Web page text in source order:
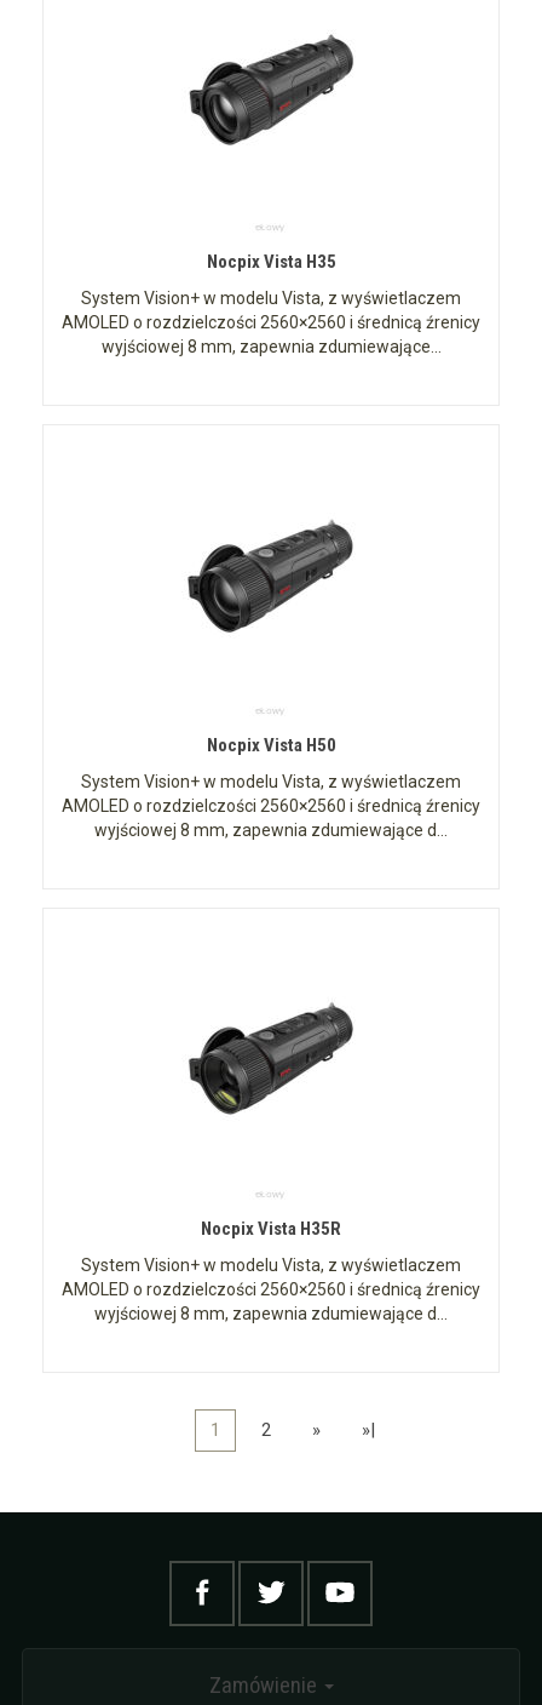
Nocpix Vista H35
System Vision+ w modelu Vista, z wyświetlaczem
AMOLED o rozdzielczości 2560×2560 i średnicą źrenicy
wyjściowej 8 mm, zapewnia zdumiewające...
Nocpix Vista H50
System Vision+ w modelu Vista, z wyświetlaczem
AMOLED o rozdzielczości 2560×2560 i średnicą źrenicy
wyjściowej 8 mm, zapewnia zdumiewające d...
Nocpix Vista H35R
System Vision+ w modelu Vista, z wyświetlaczem
AMOLED o rozdzielczości 2560×2560 i średnicą źrenicy
wyjściowej 8 mm, zapewnia zdumiewające d...
1 2 » »|
Zamówienie